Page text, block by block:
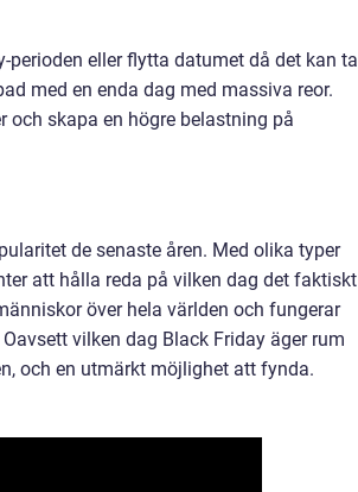
eller flytta datumet då det kan ta
med en enda dag med massiva reor.
och skapa en högre belastning på
de senaste åren. Med olika typer
att hålla reda på vilken dag det faktiskt
över hela världen och fungerar
vilken dag Black Friday äger rum
och en utmärkt möjlighet att fynda.